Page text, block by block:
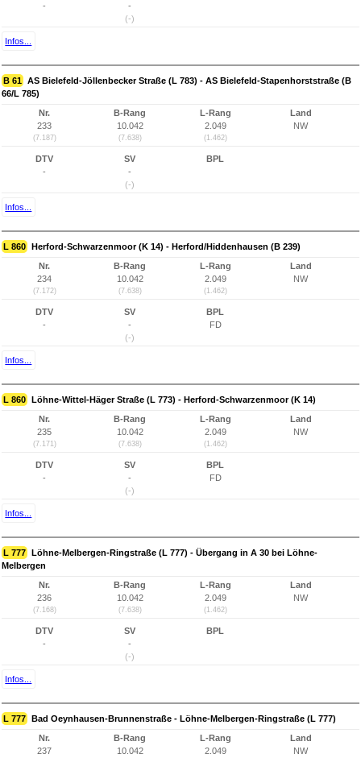
-
-
(-)
Infos...
B 61 AS Bielefeld-Jöllenbecker Straße (L 783) - AS Bielefeld-Stapenhorststraße (B
66/L 785)
Nr.
233
(7.187)
B-Rang
10.042
(7.638)
L-Rang
2.049
(1.462)
Land
NW
DTV
-
SV
-
(-)
BPL
Infos...
L 860 Herford-Schwarzenmoor (K 14) - Herford/Hiddenhausen (B 239)
Nr.
234
(7.172)
B-Rang
10.042
(7.638)
L-Rang
2.049
(1.462)
Land
NW
DTV
-
SV
-
(-)
BPL
FD
Infos...
L 860 Löhne-Wittel-Häger Straße (L 773) - Herford-Schwarzenmoor (K 14)
Nr.
235
(7.171)
B-Rang
10.042
(7.638)
L-Rang
2.049
(1.462)
Land
NW
DTV
-
SV
-
(-)
BPL
FD
Infos...
L 777 Löhne-Melbergen-Ringstraße (L 777) - Übergang in A 30 bei Löhne-
Melbergen
Nr.
236
(7.168)
B-Rang
10.042
(7.638)
L-Rang
2.049
(1.462)
Land
NW
DTV
-
SV
-
(-)
BPL
Infos...
L 777 Bad Oeynhausen-Brunnenstraße - Löhne-Melbergen-Ringstraße (L 777)
Nr.
237
B-Rang
10.042
L-Rang
2.049
Land
NW